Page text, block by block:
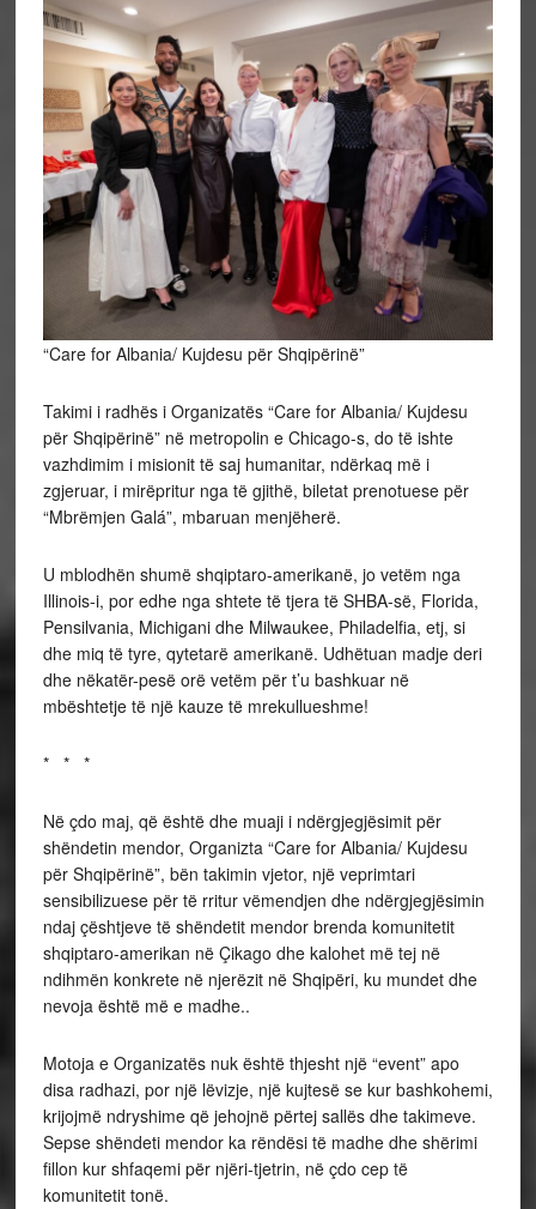
“Care for Albania/ Kujdesu për Shqipërinë”
Takimi i radhës i Organizatës “Care for Albania/ Kujdesu
për Shqipërinë” në metropolin e Chicago-s, do të ishte
vazhdimim i misionit të saj humanitar, ndërkaq më i
zgjeruar, i mirëpritur nga të gjithë, biletat prenotuese për
“Mbrëmjen Galá”, mbaruan menjëherë.
U mblodhën shumë shqiptaro-amerikanë, jo vetëm nga
Illinois-i, por edhe nga shtete të tjera të SHBA-së, Florida,
Pensilvania, Michigani dhe Milwaukee, Philadelfia, etj, si
dhe miq të tyre, qytetarë amerikanë. Udhëtuan madje deri
dhe nëkatër-pesë orë vetëm për t’u bashkuar në
mbështetje të një kauze të mrekullueshme!
* * *
Në çdo maj, që është dhe muaji i ndërgjegjësimit për
shëndetin mendor, Organizta “Care for Albania/ Kujdesu
për Shqipërinë”, bën takimin vjetor, një veprimtari
sensibilizuese për të rritur vëmendjen dhe ndërgjegjësimin
ndaj çështjeve të shëndetit mendor brenda komunitetit
shqiptaro-amerikan në Çikago dhe kalohet më tej në
ndihmën konkrete në njerëzit në Shqipëri, ku mundet dhe
nevoja është më e madhe..
Motoja e Organizatës nuk është thjesht një “event” apo
disa radhazi, por një lëvizje, një kujtesë se kur bashkohemi,
krijojmë ndryshime që jehojnë përtej sallës dhe takimeve.
Sepse shëndeti mendor ka rëndësi të madhe dhe shërimi
fillon kur shfaqemi për njëri-tjetrin, në çdo cep të
komunitetit tonë.